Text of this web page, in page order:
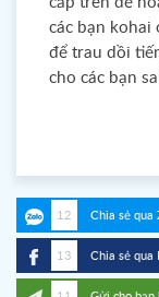
các bạn kohai
để trau dồi
cho các bạn
12 Chia sẻ qua
13 Chia sẻ qua